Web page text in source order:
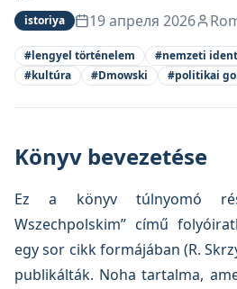
istoriya 19 апреля 2026
#lengyel történelem #nemzeti
#kultúra #Dmowski #politikai
Könyv bevezetése
Ez a könyv túlnyomó
Wszechpolskim” című
egy sor cikk formájában (R.
publikálták. Noha tartalma,